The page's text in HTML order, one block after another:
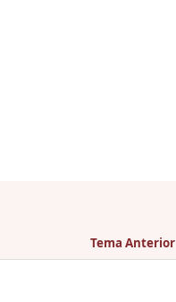
Tema Anterior